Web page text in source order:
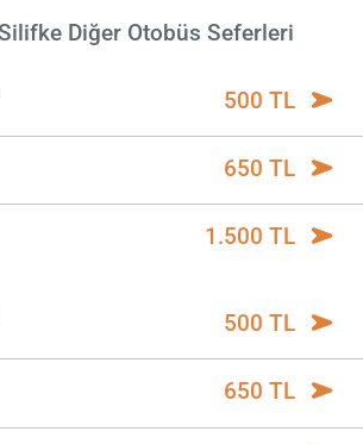
Diğer Otobüs Seferleri
500 TL
650 TL
1.500 TL
500 TL
650 TL